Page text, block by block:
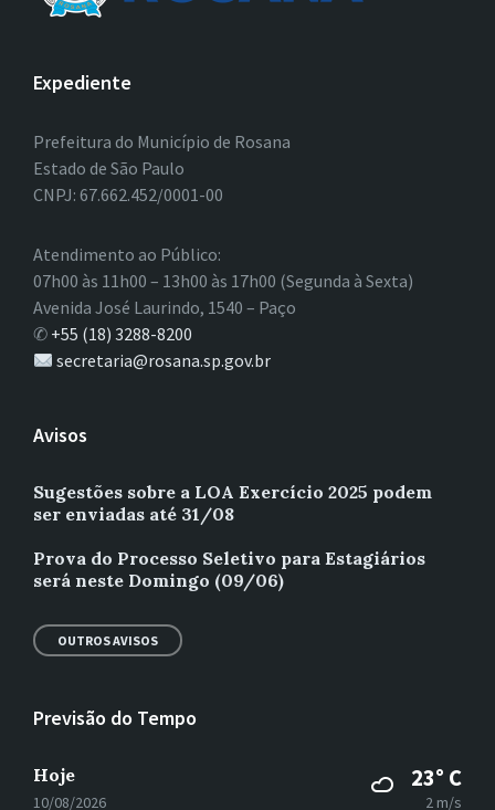
Expediente
Prefeitura do Município de Rosana
Estado de São Paulo
CNPJ: 67.662.452/0001-00
Atendimento ao Público:
07h00 às 11h00 – 13h00 às 17h00 (Segunda à Sexta)
Avenida José Laurindo, 1540 – Paço
✆ +55 (18) 3288-8200
secretaria@rosana.sp.gov.br
Avisos
Sugestões sobre a LOA Exercício 2025 podem
ser enviadas até 31/08
Prova do Processo Seletivo para Estagiários
será neste Domingo (09/06)
OUTROS AVISOS
Previsão do Tempo
Hoje
10/08/2026
23° C
2 m/s